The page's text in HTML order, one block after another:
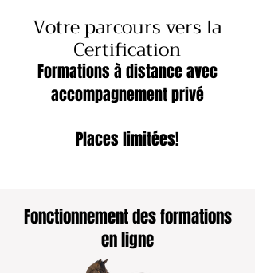
Votre parcours vers la
Certification​
Formations à distance avec
accompagnement privé
Places limitées!
Fonctionnement des formations
en ligne